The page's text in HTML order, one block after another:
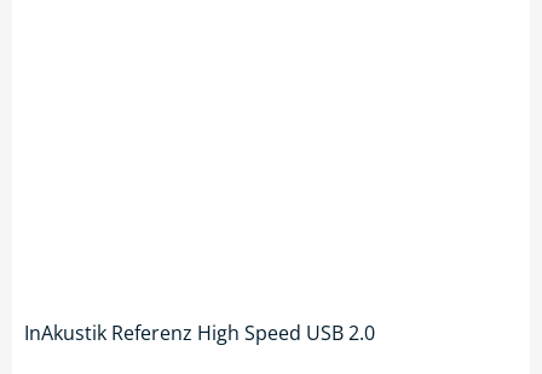
InAkustik Referenz High Speed USB 2.0